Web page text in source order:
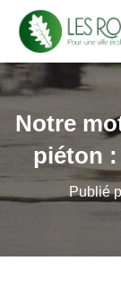
Notre
piéton :
Publié